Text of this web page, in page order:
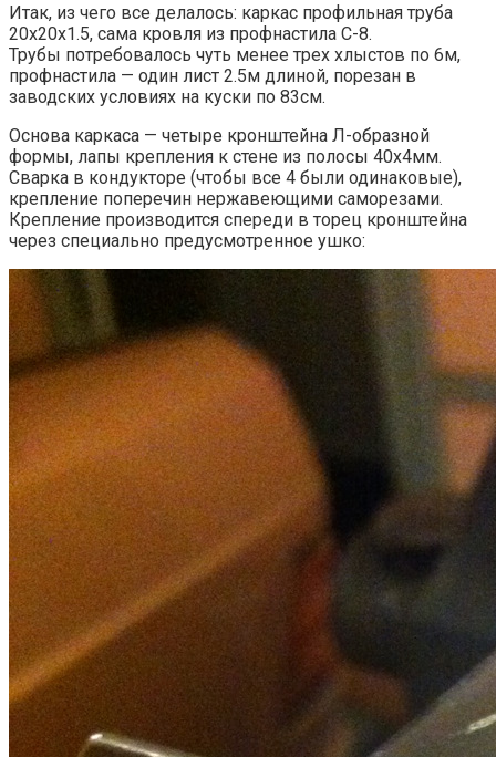
Итак, из чего все делалось: каркас профильная труба
20х20х1.5, сама кровля из профнастила С-8.
Трубы потребовалось чуть менее трех хлыстов по 6м,
профнастила — один лист 2.5м длиной, порезан в
заводских условиях на куски по 83см.
Основа каркаса — четыре кронштейна Л-образной
формы, лапы крепления к стене из полосы 40х4мм.
Сварка в кондукторе (чтобы все 4 были одинаковые),
крепление поперечин нержавеющими саморезами.
Крепление производится спереди в торец кронштейна
через специально предусмотренное ушко: